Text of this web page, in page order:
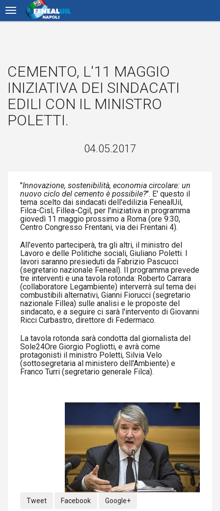
CEMENTO, L'11 MAGGIO
INIZIATIVA DEI SINDACATI
EDILI CON IL MINISTRO
POLETTI.
04.05.2017
"Innovazione, sostenibilità, economia circolare: un
nuovo ciclo del cemento è possibile?". E' questo il
tema scelto dai sindacati dell'edilizia FenealUil,
Filca-Cisl, Fillea-Cgil, per l'iniziativa in programma
giovedì 11 maggio prossimo a Roma (ore 9:30,
Centro Congresso Frentani, via dei Frentani 4).
All'evento parteciperà, tra gli altri, il ministro del
Lavoro e delle Politiche sociali, Giuliano Poletti. I
lavori saranno presieduti da Fabrizio Pascucci
(segretario nazionale Feneal). Il programma prevede
tre interventi e una tavola rotonda: Roberto Carrara
(collaboratore Legambiente) interverrà sul tema dei
combustibili alternativi, Gianni Fiorucci (segretario
nazionale Fillea) sulle analisi e le proposte del
sindacato, e a seguire ci sarà l'intervento di Giovanni
Ricci Curbastro, direttore di Federmaco.
La tavola rotonda sarà condotta dal giornalista del
Sole24Ore Giorgio Pogliotti, e avrà come
protagonisti il ministro Poletti, Silvia Velo
(sottosegretaria al ministero dell'Ambiente) e
Franco Turri (segretario generale Filca).
Tweet Facebook Google+